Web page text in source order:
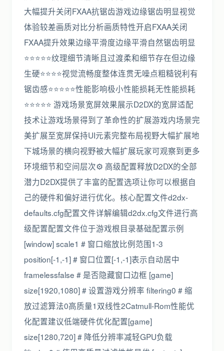
大幅提升关闭FXAA抗锯齿游戏边缘锯齿明显视觉
体验较差画质对比分析画质特性开启FXAA关闭
FXAA提升效果边缘平滑度边缘平滑自然锯齿明显
⭐⭐⭐⭐⭐纹理细节清晰且过渡柔和细节存在但边缘
生硬⭐⭐⭐⭐视觉流畅度整体连贯无噪点粗糙锐利有
锯齿感⭐⭐⭐⭐⭐性能影响极小性能损耗无性能损耗
⭐⭐⭐⭐⭐ 游戏场景宽屏效果展示D2DX的宽屏适配
技术让游戏场景得到了革命性的扩展游戏内场景完
美扩展至宽屏保持UI元素完整布局视野大幅扩展地
下城场景的横向视野被大幅扩展玩家可观察到更多
环境细节和空间层次⚙️ 高级配置释放D2DX的全部
潜力D2DX提供了丰富的配置选项让你可以根据自
己的硬件和偏好进行优化。核心配置文件d2dx-
defaults.cfg配置文件详解编辑d2dx.cfg文件进行高
级配置配置文件位于游戏根目录基础配置示例
[window] scale1 # 窗口缩放比例范围1-3
position[-1,-1] # 窗口位置[-1,-1]表示自动居中
framelessfalse # 是否隐藏窗口边框 [game]
size[1920,1080] # 设置游戏分辨率 filtering0 # 缩
放过滤算法0高质量1双线性2Catmull-Rom性能优
化配置建议低端硬件优化配置[game]
size[1280,720] # 降低分辨率减轻GPU负载